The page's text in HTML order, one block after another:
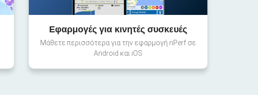
Εφαρμογές για κινητές συσκευές
Μάθετε περισσότερα για την εφαρμογή nPerf σε
Android και iOS